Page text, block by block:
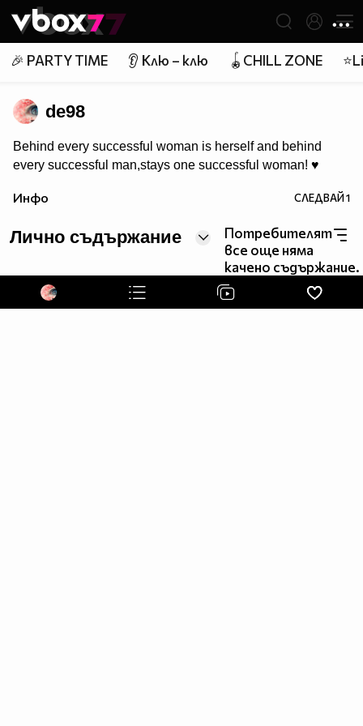
👾
🎉 PARTY TIME 👂 Клю – клю 🪀CHILL ZONE
de98
Behind every successful woman is herself and behind
every successful man,stays one successful woman! ♥
Инфо СЛЕДВАЙ1
Лично съдържание
Потребителят
все още няма
качено съдържание.